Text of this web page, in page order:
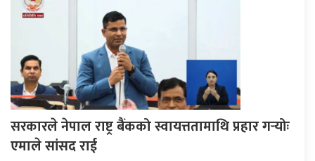
सरकारले नेपाल राष्ट्र बैंकको स्वायत्ततामाथि प्रहार गर्‍योः
एमाले सांसद राई